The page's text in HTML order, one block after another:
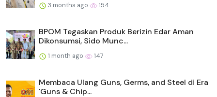
3 months ago 154
BPOM Tegaskan Produk Berizin Edar Aman
Dikonsumsi, Sido Munc...
1 month ago 147
Membaca Ulang Guns, Germs, and Steel di Era
'Guns & Chip...